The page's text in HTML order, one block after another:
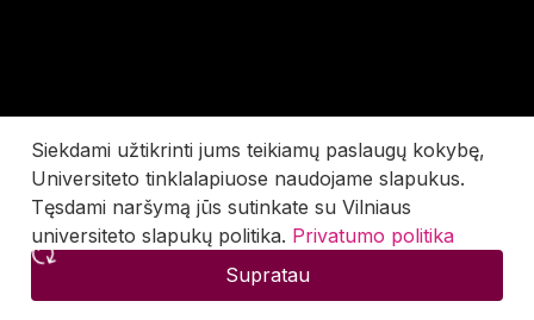
Siekdami užtikrinti jums teikiamų paslaugų kokybę,
Universiteto tinklalapiuose naudojame slapukus.
Tęsdami naršymą jūs sutinkate su Vilniaus
universiteto slapukų politika. Privatumo politika
Supratau